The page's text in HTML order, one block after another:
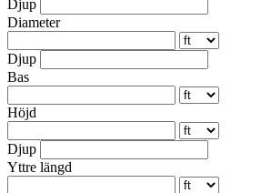
Djup
Diameter
Djup
Bas
Höjd
Djup
Yttre längd